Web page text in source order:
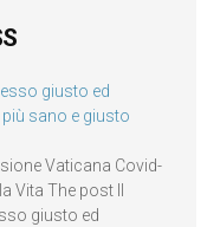
giusto ed
sano e giusto
Vaticana Covid-
Vita The post Il
giusto ed